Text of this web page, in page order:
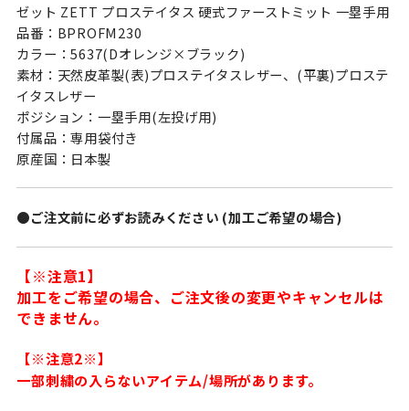
ゼット ZETT プロステイタス 硬式ファーストミット 一塁手用
品番：BPROFM230
カラー：5637(Dオレンジ×ブラック)
素材：天然皮革製(表)プロステイタスレザー、(平裏)プロステ
イタスレザー
ポジション：一塁手用(左投げ用)
付属品：専用袋付き
原産国：日本製
●ご注文前に必ずお読みください (加工ご希望の場合)
【※注意1】
加工をご希望の場合、ご注文後の変更やキャンセルは
できません。
【※注意2※】
一部刺繍の入らないアイテム/場所があります。